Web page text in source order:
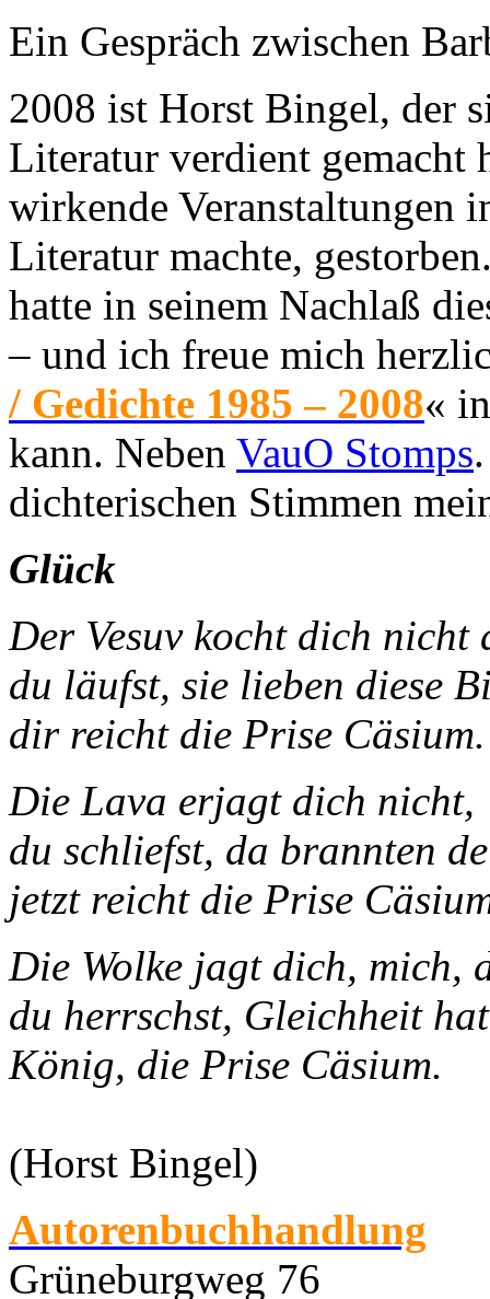
Ein Gespräch zwischen
2008 ist Horst Bingel, der
Literatur verdient gemacht
wirkende Veranstaltungen
Literatur machte,
hatte in seinem Nachlaß
– und ich freue mich
/ Gedichte 1985 – 2008«
kann. Neben VauO Stomps
dichterischen Stimmen
Glück
Der Vesuv kocht
du läufst, sie lieben diese
dir reicht die Prise Cäsium.
Die Lava erjagt dich nicht,
du schliefst, da brannten
jetzt reicht die Prise
Die Wolke jagt dich, mich,
du herrschst, Gleichheit
König, die Prise Cäsium.
(Horst Bingel)
Autorenbuchhandlung
Grüneburgweg 76